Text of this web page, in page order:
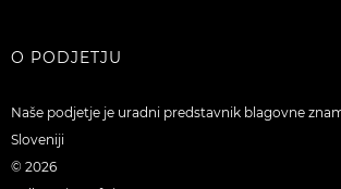
O PODJETJU
Naše podjetje je uradni predstavnik blagovne
Sloveniji
© 2026